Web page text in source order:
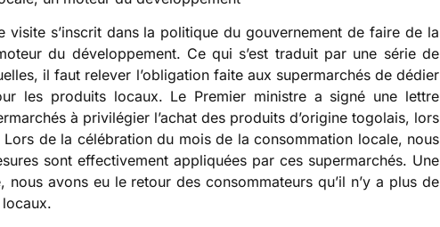
visite s’inscrit dans la politique du gouvernement de faire de la
du développement. Ce qui s’est traduit par une série de
il faut relever l’obligation faite aux supermarchés de dédier
les produits locaux. Le Premier ministre a signé une lettre
à privilégier l’achat des produits d’origine togolais, lors
de la célébration du mois de la consommation locale, nous
sont effectivement appliquées par ces supermarchés. Une
avons eu le retour des consommateurs qu’il n’y a plus de